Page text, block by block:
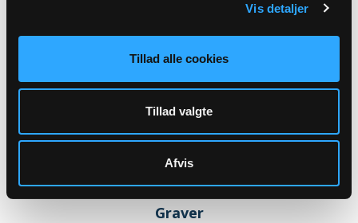
Vis detaljer
Tillad alle cookies
Tillad valgte
Afvis
Graver